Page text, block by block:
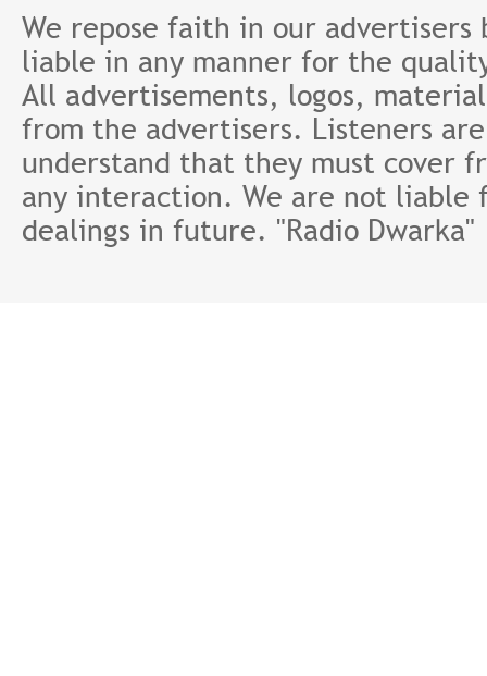
We repose faith in our
liable in any manner for the
All advertisements, logos,
from the advertisers. Listeners
understand that they must cover
any interaction. We are not
dealings in future. "Radio Dwarka"